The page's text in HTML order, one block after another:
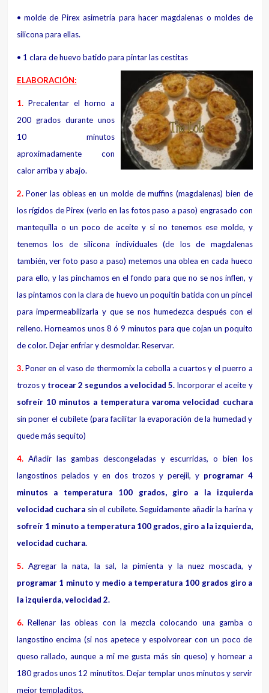
• molde de Pirex asimetría para hacermagdalenas omoldes de
silicona para ellas.
• 1 clara de huevo batido para pintar las cestitas
ELABORACIÓN:
1.Precalentar el horno a
200 grados durante unos
10 minutos
aproximadamente con
calor arriba y abajo.
2.Poner las obleas en un molde de muffins (magdalenas) bien de
los rígidos de Pirex (verlo en las fotos paso a paso) engrasado con
mantequilla o un poco de aceite y si no tenemos ese molde, y
tenemos los de silicona individuales (de los de magdalenas
también, ver foto paso a paso) metemos una oblea en cada hueco
para ello, y las pinchamos en el fondo para que no se nos inflen, y
las pintamos con la clara de huevo un poquitín batida con un pincel
para impermeabilizarla y que se nos humedezca después con el
relleno. Horneamos unos 8 ó 9 minutos para que cojan un poquito
de color. Dejar enfriar y desmoldar. Reservar.
3.Poner en el vaso de thermomix la cebolla a cuartos y el puerro a
trozos y trocear 2 segundos a velocidad 5. Incorporar el aceite y
sofreír 10 minutos a temperatura varoma velocidad cuchara
sin poner el cubilete (para facilitar la evaporación de la humedad y
quede más sequito)
4.Añadir las gambas descongeladas y escurridas, o bien los
langostinos pelados y en dos trozos y perejil, y programar 4
minutos a temperatura 100 grados, giro a la izquierda
velocidad cuchara sin el cubilete. Seguidamente añadir la harina y
sofreír 1 minuto a temperatura 100 grados, giro a la izquierda,
velocidad cuchara.
5.Agregar la nata, la sal, la pimienta y la nuez moscada, y
programar 1 minuto y medio a temperatura 100 grados giro a
la izquierda, velocidad 2.
6.Rellenar las obleas con la mezcla colocando una gamba o
langostino encima (si nos apetece y espolvorear con un poco de
queso rallado, aunque a mi me gusta más sin queso) y hornear a
180 grados unos 12 minutitos. Dejar templar unos minutos y servir
mejor templaditos.